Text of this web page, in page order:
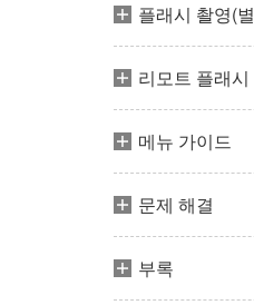
플래시 촬영(
리모트 플래시
메뉴 가이드
문제 해결
부록